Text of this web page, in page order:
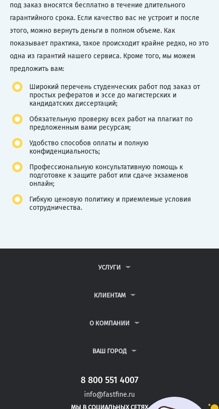
под заказ вносятся бесплатно в течение длительного
гарантийного срока. Если качество вас не устроит и после
этого, можно вернуть деньги в полном объеме. Как
показывает практика, такое происходит крайне редко, но это
одна из гарантий нашего сервиса. Кроме того, мы можем
предложить вам:
Широкий перечень студенческих работ под заказ от
простых рефератов и эссе до магистерских и
кандидатских диссертаций;
Обязательную проверку всех работ на плагиат по
предложенным вами ресурсам;
Удобство способов оплаты и полную
конфиденциальность;
Профессиональную консультативную помощь к
подготовке к защите работ или сдаче экзаменов
онлайн;
Гибкую ценовую политику и приемлемые условия
сотрудничества.
УСЛУГИ
ДИПЛОМНЫЕ РАБОТЫ
РЕФЕРАТЫ
КЛИЕНТАМ
ВОПРОСЫ И ОТВЕТЫ
ПОЛИТИКА КОНФИДЕНЦИАЛЬНОСТИ
О КОМПАНИИ
КОНТАКТЫ
ВАШ ГОРОД
САНКТ-ПЕТЕРБУРГ
РОСТОВ-НА-ДОНУ
ЕЛАБУГА
8 800 551 4007
info@fastfine.ru
МЫ В СОЦИАЛЬНЫХ СЕТЯХ